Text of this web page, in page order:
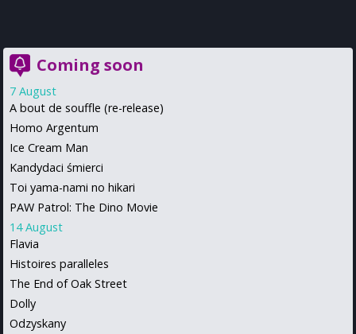
Coming soon
7 August
A bout de souffle (re-release)
Homo Argentum
Ice Cream Man
Kandydaci śmierci
Toi yama-nami no hikari
PAW Patrol: The Dino Movie
14 August
Flavia
Histoires paralleles
The End of Oak Street
Dolly
Odzyskany